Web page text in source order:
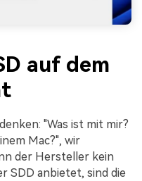
auf dem
"Was ist mit mir?
Mac?", wir
der Hersteller kein
SDD anbietet, sind die